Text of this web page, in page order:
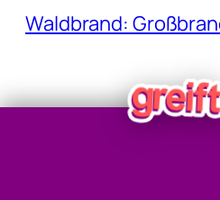
Waldbrand:
Fund von